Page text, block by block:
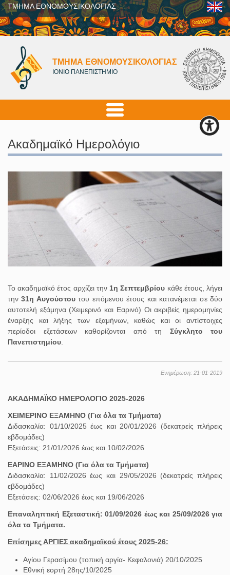
ΤΜΗΜΑ ΕΘΝΟΜΟΥΣΙΚΟΛΟΓΙΑΣ
ΤΜΗΜΑ ΕΘΝΟΜΟΥΣΙΚΟΛΟΓΙΑΣ
ΙΟΝΙΟ ΠΑΝΕΠΙΣΤΗΜΙΟ
Ακαδημαϊκό Ημερολόγιο
Το ακαδημαϊκό έτος αρχίζει την 1η Σεπτεμβρίου κάθε έτους, λήγει
την31η Αυγούστουτου επόμενου έτους και κατανέμεται σε δύο
αυτοτελή εξάμηνα (Χειμερινό και Εαρινό) Οι ακριβείς ημερομηνίες
έναρξης και λήξης των εξαμήνων, καθώς και οι αντίστοιχες
περίοδοι εξετάσεων καθορίζονται από τη Σύγκλητο του
Πανεπιστημίου
Ενημέρωση: 21-01-2019
ΑΚΑΔΗΜΑΪΚΟ ΗΜΕΡΟΛΟΓΙΟ 2025-2026
ΧΕΙΜΕΡΙΝΟ ΕΞΑΜΗΝΟ (Για όλα τα Τμήματα)
Διδασκαλία: 01/10/2025 έως και 20/01/2026 (δεκατρείς πλήρεις
εβδομάδες)
Εξετάσεις: 21/01/2026 έως και 10/02/2026
ΕΑΡΙΝΟ ΕΞΑΜΗΝΟ (Για όλα τα Τμήματα)
Διδασκαλία: 11/02/2026 έως και 29/05/2026 (δεκατρείς πλήρεις
εβδομάδες)
Εξετάσεις: 02/06/2026 έως και 19/06/2026
Επαναληπτική Εξεταστική: 01/09/2026 έως και 25/09/2026 για
όλα τα Τμήματα.
Επίσημες ΑΡΓΙΕΣ ακαδημαϊκού έτους 2025-26:
Αγίου Γερασίμου (τοπική αργία- Κεφαλονιά) 20/10/2025
Εθνική εορτή 28ης/10/2025